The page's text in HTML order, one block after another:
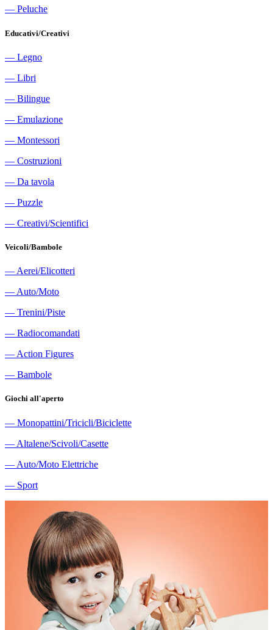
― Peluche
Educativi/Creativi
― Legno
― Libri
― Bilingue
― Emulazione
― Montessori
― Costruzioni
― Da tavola
― Puzzle
― Creativi/Scientifici
Veicoli/Bambole
― Aerei/Elicotteri
― Auto/Moto
― Trenini/Piste
― Radiocomandati
― Action Figures
― Bambole
Giochi all'aperto
― Monopattini/Tricicli/Biciclette
― Altalene/Scivoli/Casette
― Auto/Moto Elettriche
― Sport